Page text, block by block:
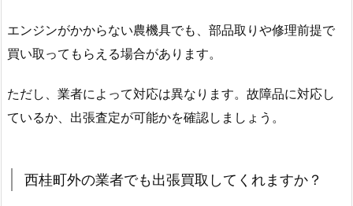
エンジンがかからない農機具でも、部品取りや修理前提で
買い取ってもらえる場合があります。
ただし、業者によって対応は異なります。故障品に対応し
ているか、出張査定が可能かを確認しましょう。
西桂町外の業者でも出張買取してくれますか？